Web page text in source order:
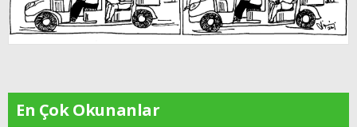
En Çok Okunanlar